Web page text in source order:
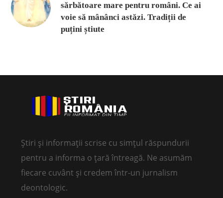
sărbătoare mare pentru români. Ce ai
voie să mânânci astăzi. Tradiții de
puțini știute
Știri și informații scrise cu simțul răspundurii
pentru a informa o țară întreagă. Ne asumăm
fiecare cuvânt și credem într-un jurnalism
deontologic.